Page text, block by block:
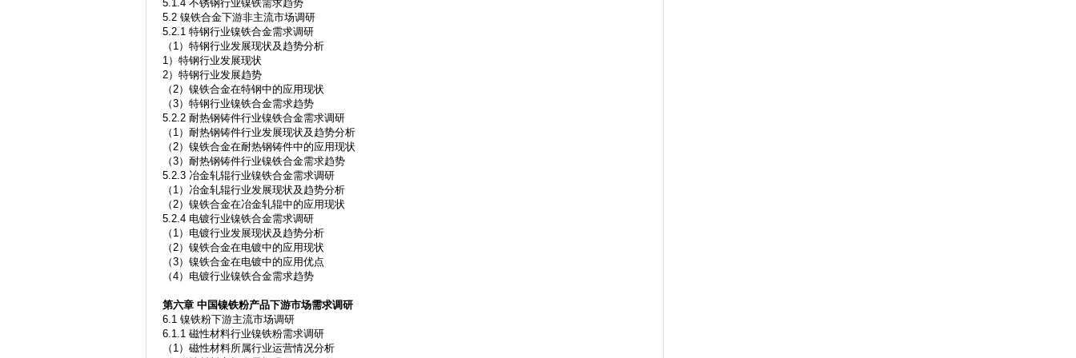
5.1.4 不锈钢行业镍铁需求趋势
5.2 镍铁合金下游非主流市场调研
5.2.1 特钢行业镍铁合金需求调研
（1）特钢行业发展现状及趋势分析
1）特钢行业发展现状
2）特钢行业发展趋势
（2）镍铁合金在特钢中的应用现状
（3）特钢行业镍铁合金需求趋势
5.2.2 耐热钢铸件行业镍铁合金需求调研
（1）耐热钢铸件行业发展现状及趋势分析
（2）镍铁合金在耐热钢铸件中的应用现状
（3）耐热钢铸件行业镍铁合金需求趋势
5.2.3 冶金轧辊行业镍铁合金需求调研
（1）冶金轧辊行业发展现状及趋势分析
（2）镍铁合金在冶金轧辊中的应用现状
5.2.4 电镀行业镍铁合金需求调研
（1）电镀行业发展现状及趋势分析
（2）镍铁合金在电镀中的应用现状
（3）镍铁合金在电镀中的应用优点
（4）电镀行业镍铁合金需求趋势
第六章 中国镍铁粉产品下游市场需求调研
6.1 镍铁粉下游主流市场调研
6.1.1 磁性材料行业镍铁粉需求调研
（1）磁性材料所属行业运营情况分析